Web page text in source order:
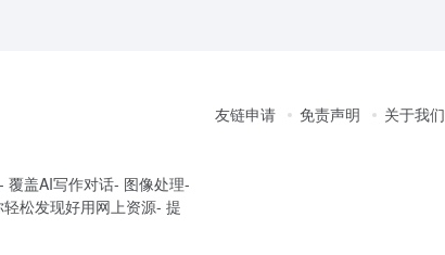
盖AI写作对话- 图像处理-
松发现好用网上资源- 提
友链申请 免责声明 关于我们